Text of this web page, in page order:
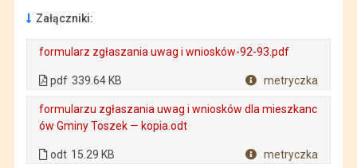
Załączniki:
formularz zgłaszania uwag i wniosków-92-93.pdf
pdf 339.64 KB metryczka
formularzu zgłaszania uwag i wniosków dla mieszkanc
ów Gminy Toszek — kopia.odt
odt 15.29 KB metryczka